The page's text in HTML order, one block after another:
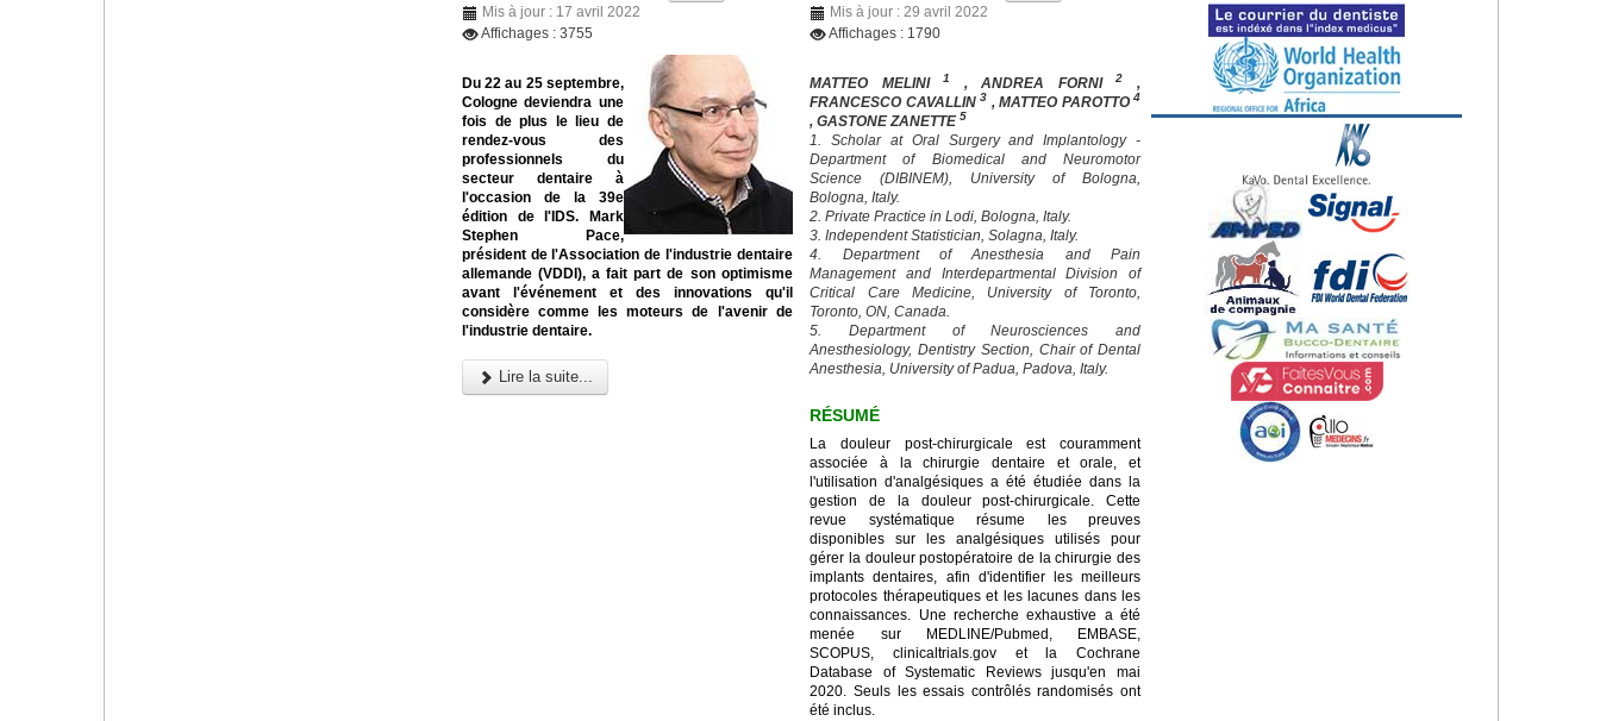
Mis à jour : 17 avril 2022
Affichages : 3755
Du 22 au 25 septembre,
Cologne deviendra une
fois de plus le lieu de
rendez-vous des
professionnels du
secteur dentaire à
l'occasion de la 39e
édition de l'IDS. Mark
Stephen Pace,
président de l'Association de l'industrie dentaire
allemande (VDDI), a fait part de son optimisme
avant l'événement et des innovations qu'il
considère comme les moteurs de l'avenir de
l'industrie dentaire.
Lire la suite...
Mis à jour : 29 avril 2022
Affichages : 1790
MATTEO MELINI1 , ANDREA FORNI2
,
FRANCESCO CAVALLIN3 , MATTEO PAROTTO 4
, GASTONE ZANETTE5
1. Scholar at Oral Surgery and Implantology -
Department of Biomedical and Neuromotor
Science (DIBINEM), University of Bologna,
Bologna, Italy.
2. Private Practice in Lodi, Bologna, Italy.
3. Independent Statistician, Solagna, Italy.
4. Department of Anesthesia and Pain
Management and Interdepartmental Division of
Critical Care Medicine, University of Toronto,
Toronto, ON, Canada.
5. Department of Neurosciences and
Anesthesiology, Dentistry Section, Chair of Dental
Anesthesia, University of Padua, Padova, Italy.
RÉSUMÉ
La douleur post-chirurgicale est couramment
associée à la chirurgie dentaire et orale, et
l'utilisation d'analgésiques a été étudiée dans la
gestion de la douleur post-chirurgicale. Cette
revue systématique résume les preuves
disponibles sur les analgésiques utilisés pour
gérer la douleur postopératoire de la chirurgie des
implants dentaires, afin d'identifier les meilleurs
protocoles thérapeutiques et les lacunes dans les
connaissances. Une recherche exhaustive a été
menée sur MEDLINE/Pubmed, EMBASE,
SCOPUS, clinicaltrials.gov et la Cochrane
Database of Systematic Reviews jusqu'en mai
2020. Seuls les essais contrôlés randomisés ont
été inclus.